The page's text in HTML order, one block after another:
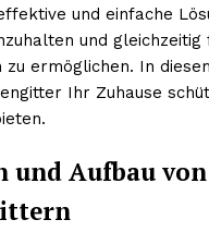
und einfache
und gleichzeitig
zu ermöglichen. In
Ihr Zuhause
und Aufbau von